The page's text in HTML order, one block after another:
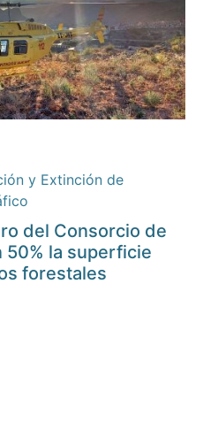
y Extinción de
del Consorcio de
la superficie
forestales